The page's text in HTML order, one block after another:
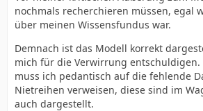
nochmals recherchieren müssen, egal
über meinen Wissensfundus war.
Demnach ist das Modell korrekt
mich für die Verwirrung entschuldigen.
muss ich pedantisch auf die fehlende
Nietreihen verweisen, diese sind im
auch dargestellt.